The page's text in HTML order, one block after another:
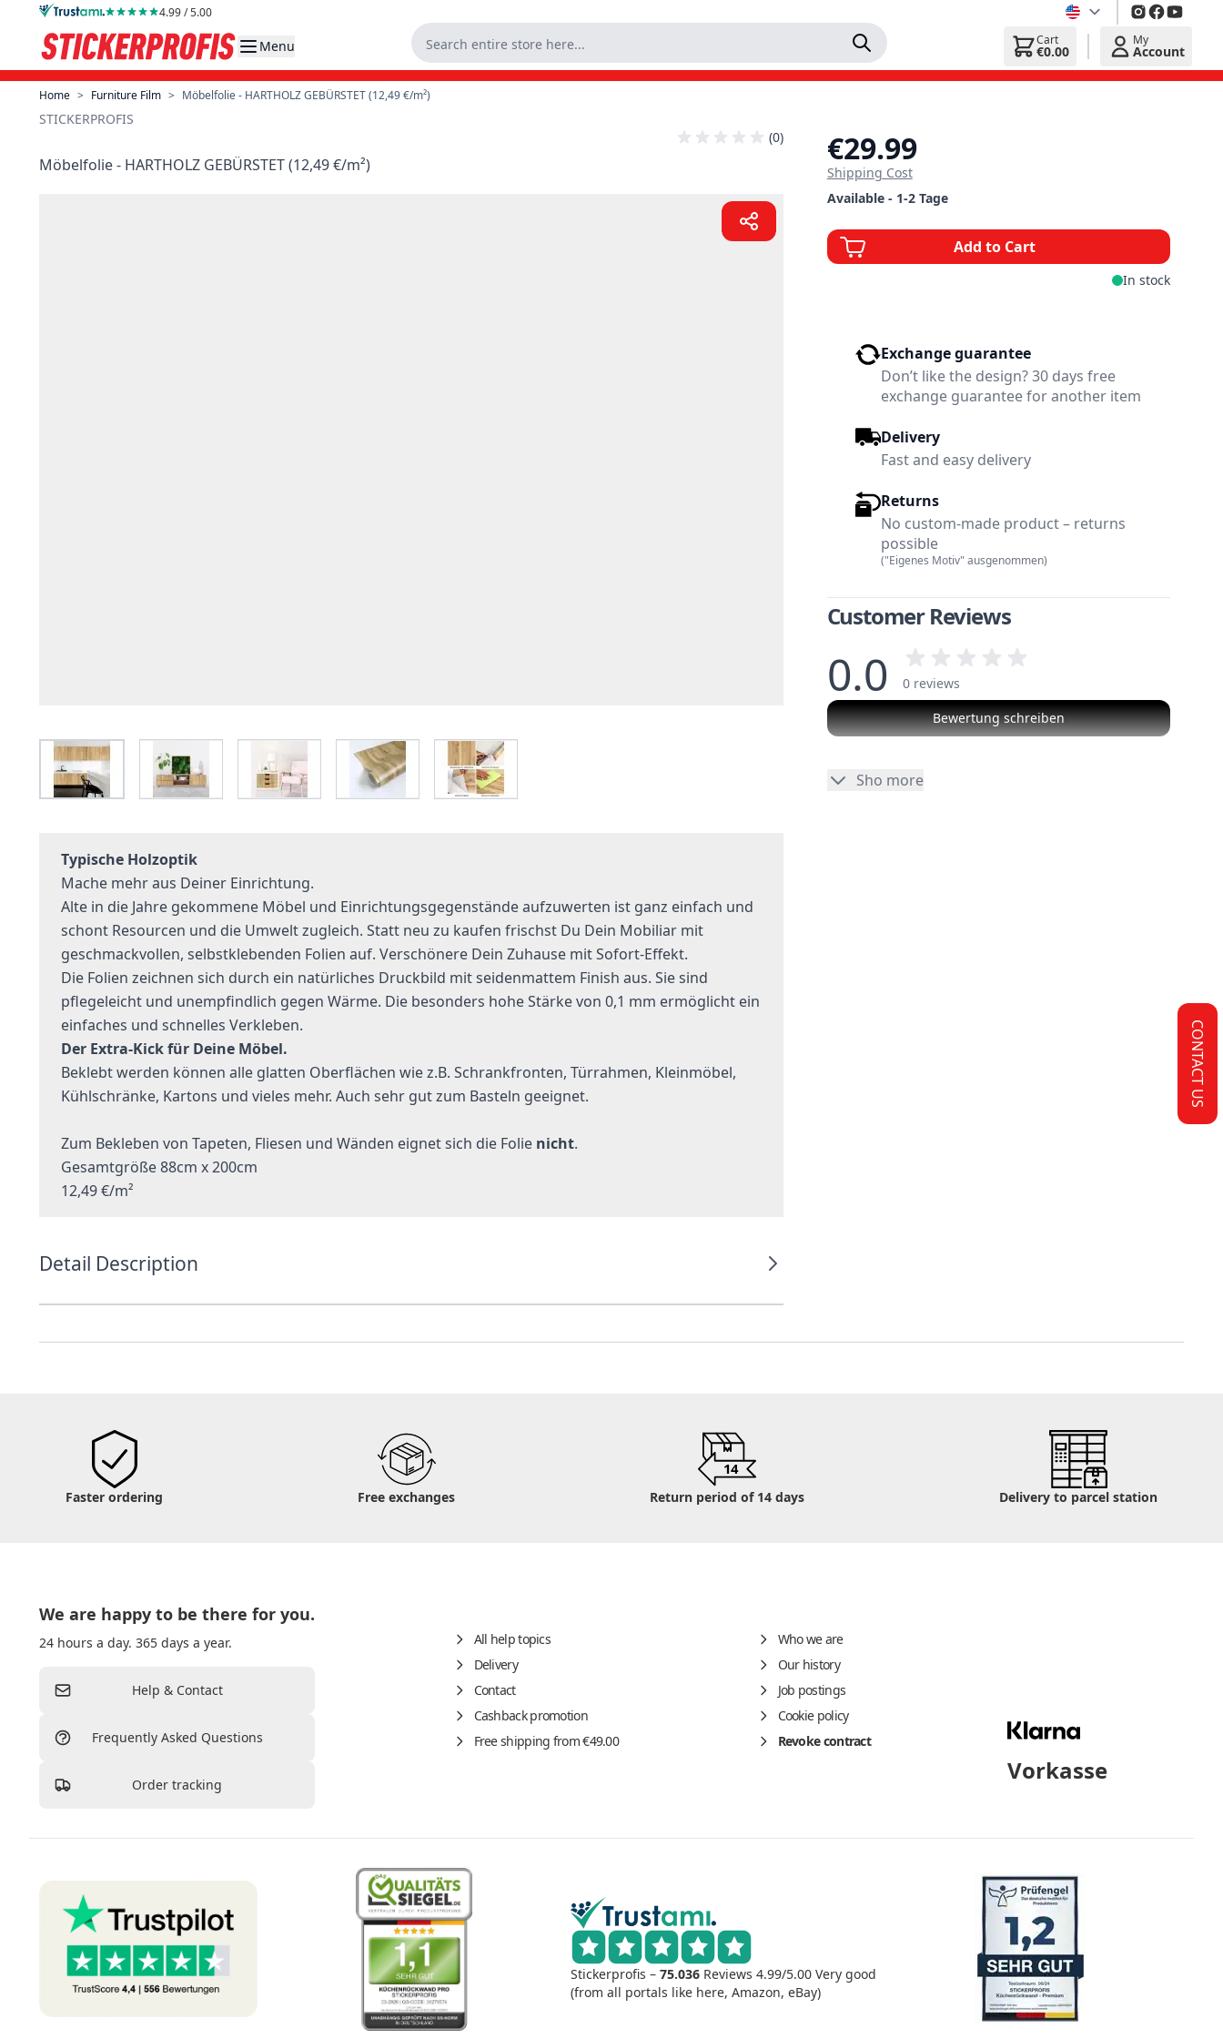
Skip to Content 4.99 / 5.00
Menu My
Account
Cart
€0.00
Home > Furniture Film > Möbelfolie - HARTHOLZ GEBÜRSTET (12,49 €/m²)
STICKERPROFIS
(0)
Möbelfolie - HARTHOLZ GEBÜRSTET (12,49 €/m²)
View larger image View larger imageView larger imageView larger image
Typische Holzoptik
Mache mehr aus Deiner Einrichtung.
Alte in die Jahre gekommene Möbel und Einrichtungsgegenstände aufzuwerten ist ganz einfach und
schont Resourcen und die Umwelt zugleich. Statt neu zu kaufen frischst Du Dein Mobiliar mit
geschmackvollen, selbstklebenden Folien auf. Verschönere Dein Zuhause mit Sofort-Effekt.
Die Folien zeichnen sich durch ein natürliches Druckbild mit seidenmattem Finish aus. Sie sind
pflegeleicht und unempfindlich gegen Wärme. Die besonders hohe Stärke von 0,1 mm ermöglicht ein
einfaches und schnelles Verkleben.
Der Extra-Kick für Deine Möbel.
Beklebt werden können alle glatten Oberflächen wie z.B. Schrankfronten, Türrahmen, Kleinmöbel,
Kühlschränke, Kartons und vieles mehr. Auch sehr gut zum Basteln geeignet.
Zum Bekleben von Tapeten, Fliesen und Wänden eignet sich die Folie nicht.
Gesamtgröße 88cm x 200cm
12,49 €/m²
Detail Description
€29.99
Shipping Cost
Available - 1-2 Tage
Add to Cart
In stock
Exchange guarantee
Don’t like the design? 30 days free
exchange guarantee for another item
Delivery
Fast and easy delivery
Returns
No custom-made product – returns
possible
("Eigenes Motiv" ausgenommen)
Customer Reviews
0.0
0 reviews
Bewertung schreiben
Sho more
Faster ordering Free exchanges
14
Return period of 14 days Delivery to parcel station
We are happy to be there for you.
24 hours a day. 365 days a year.
Help & Contact
Frequently Asked Questions
Order tracking
All help topics
Delivery
Contact
Cashback promotion
Free shipping from €49.00
Who we are
Our history
Job postings
Cookie policy
Revoke contract
Vorkasse
Stickerprofis – 75.036 Reviews 4.99/5.00 Very good
(from all portals like here, Amazon, eBay)
CONTACT US